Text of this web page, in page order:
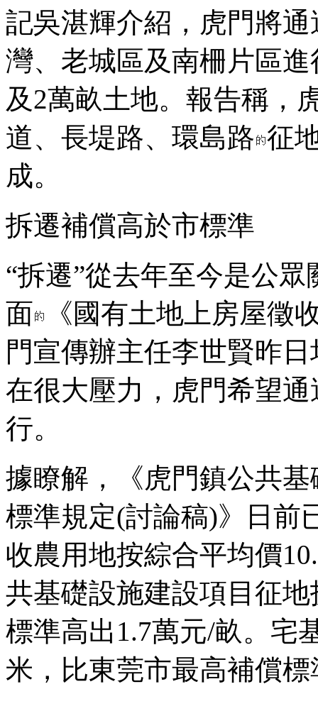
記吳湛輝介紹，虎門將
灣、老城區及南柵片區
及2萬畝土地。報告稱，
道、長堤路、環島路 征
成。
拆遷補償高於市標準
“拆遷”從去年至今是公眾
面
《國有土地上房屋徵
門宣傳辦主任李世賢昨
在很大壓力，虎門希望
行。
據瞭解，《虎門鎮公共
標準規定(討論稿)》日前
收農用地按綜合平均價
共基礎設施建設項目征
標準高出1.7萬元/畝。宅
米，比東莞市最高補償